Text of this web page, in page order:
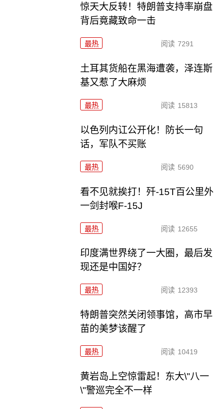
惊天大反转！特朗普支持率崩盘
背后竟藏致命一击
最热 阅读 7291
土耳其货船在黑海遭袭，泽连斯
基又惹了大麻烦
最热 阅读 15813
以色列内讧公开化！防长一句
话，军队不买账
最热 阅读 5690
看不见就挨打！歼-15T百公里外
一剑封喉F-15J
最热 阅读 12655
印度满世界绕了一大圈，最后发
现还是中国好？
最热 阅读 12393
特朗普突然关闭领事馆，高市早
苗的美梦该醒了
最热 阅读 10419
黄岩岛上空惊雷起！东大\"八一
\"警巡完全不一样